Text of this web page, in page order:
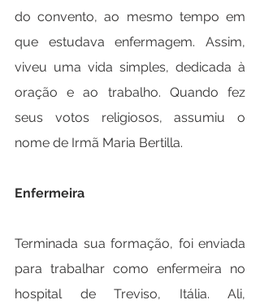
do convento, ao mesmo tempo em
que estudava enfermagem. Assim,
viveu uma vida simples, dedicada à
oração e ao trabalho. Quando fez
seus votos religiosos, assumiu o
nome de Irmã Maria Bertilla.
Enfermeira
Terminada sua formação, foi enviada
para trabalhar como enfermeira no
hospital de Treviso, Itália. Ali,